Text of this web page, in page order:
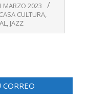
MARZO 2023
CASA CULTURA,
, JAZZ